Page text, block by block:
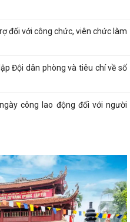
đối với công chức, viên chức làm
Đội dân phòng và tiêu chí về số
công lao động đối với người
trình công cộng trên địa bàn
phí thuộc thẩm quyền của Hội
chi thực hiện Đề án “Xây dựng xã